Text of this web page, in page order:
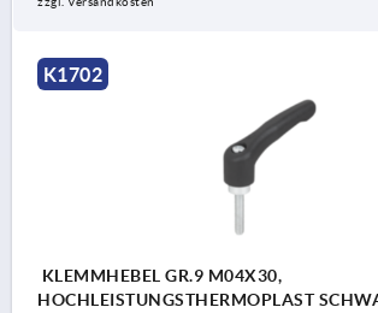
K1702
KLEMMHEBEL GR.9 M04X30,
HOCHLEISTUNGSTHERMOPLAST